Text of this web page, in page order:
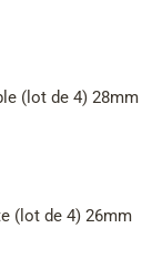
(lot de 4) 28mm
(lot de 4) 26mm